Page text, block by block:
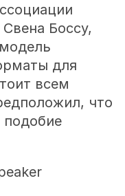
Боссу,
для
всем
что
подобие